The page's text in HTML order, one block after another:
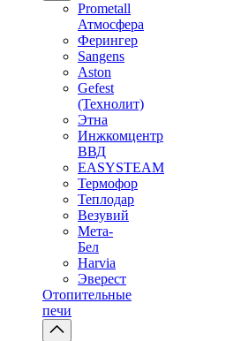
Prometall
Атмосфера
Ферингер
Sangens
Aston
Gefest
(Технолит)
Этна
Инжкомцентр
ВВД
EASYSTEAM
Термофор
Теплодар
Везувий
Мета-
Бел
Harvia
Эверест
Отопительные
печи